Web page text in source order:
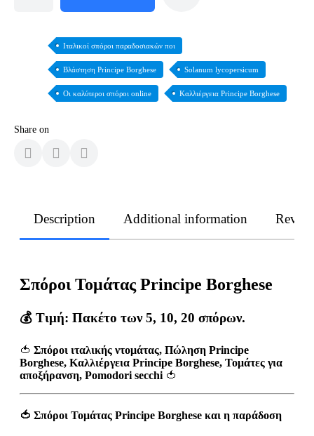
Ιταλικοί σπόροι παραδοσιακών ποι
Βλάστηση Principe Borghese Solanum lycopersicum
Οι καλύτεροι σπόροι online Καλλιέργεια Principe Borghese
Share on
Description Additional information
Σπόροι Τομάτας Principe Borghese
💰 Τιμή: Πακέτο των 5, 10, 20 σπόρων.
🍅 Σπόροι ιταλικής ντομάτας, Πώληση Principe
Borghese, Καλλιέργεια Principe Borghese, Τομάτες για
αποξήρανση, Pomodori secchi 🍅
🍅 Σπόροι Τομάτας Principe Borghese και η παράδοση